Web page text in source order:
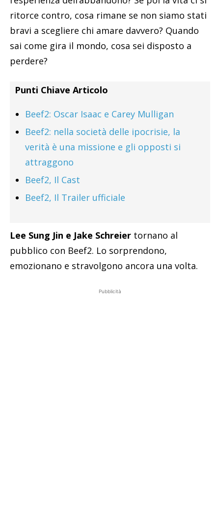
ritorce contro, cosa rimane se non siamo stati
bravi a scegliere chi amare davvero? Quando
sai come gira il mondo, cosa sei disposto a
perdere?
Punti Chiave Articolo
Beef2: Oscar Isaac e Carey Mulligan
Beef2: nella società delle ipocrisie, la
verità è una missione e gli opposti si
attraggono
Beef2, Il Cast
Beef2, Il Trailer ufficiale
Lee Sung Jin e Jake Schreier tornano al
pubblico con Beef2. Lo sorprendono,
emozionano e stravolgono ancora una volta.
Pubblicità